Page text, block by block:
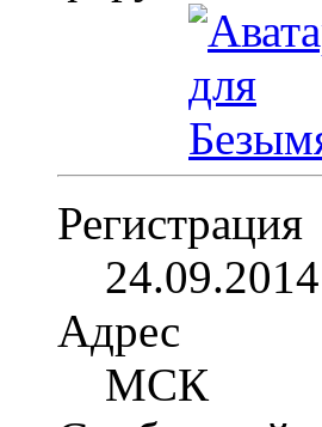
Регистрация
24.09.2014
Адрес
МСК